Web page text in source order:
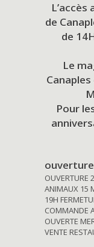
de
de
Le
Pour
OUVERTURE
ANIMAUX 15
19H
COMMANDE
OUVERTE
VENTE